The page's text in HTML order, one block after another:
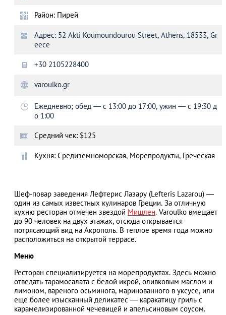
Район: Пирей
Адрес: 52 Akti Koumoundourou Street, Athens, 18533, Gr
eece
+30 2105228400
varoulko.gr
Ежедневно; обед — с 13:00 до 17:00, ужин — с 19:30 д
о 1:00
Средний чек: $125
Кухня: Средиземноморская, Морепродукты, Греческая
Шеф-повар заведения Лефтерис Лазару (Lefteris Lazarou) —
один из самых известных кулинаров Греции. За отличную
кухню ресторан отмечен звездой Мишлен. Varoulko вмещает
до 90 человек на двух этажах, отсюда открывается
потрясающий вид на Акрополь. В теплое время года можно
расположиться на открытой террасе.
Меню
Ресторан специализируется на морепродуктах. Здесь можно
отведать тарамосалата с белой икрой, оливковым маслом и
лимоном, вареного осьминога, маринованного в уксусе, или
еще более изысканный деликатес — каракатицу гриль с
карамелизированной чечевицей и апельсиновым соусом.